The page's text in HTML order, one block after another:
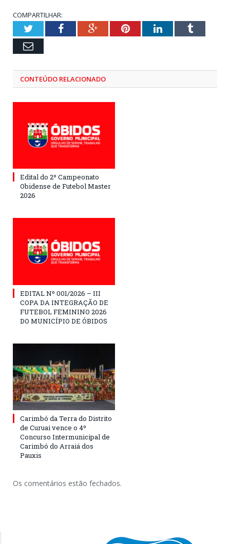
COMPARTILHAR:
TwitterFacebookGoogle+PinterestLinkedInTumblr
Email
CONTEÚDO RELACIONADO
Edital do 2º Campeonato
Obidense de Futebol Master
2026
EDITAL Nº 001/2026 – III
COPA DA INTEGRAÇÃO DE
FUTEBOL FEMININO 2026
DO MUNICÍPIO DE ÓBIDOS
Carimbó da Terra do Distrito
de Curuai vence o 4º
Concurso Intermunicipal de
Carimbó do Arraiá dos
Pauxis
Os comentários estão fechados.